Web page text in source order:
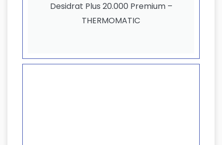
Desidrat Plus 20.000 Premium –
THERMOMATIC